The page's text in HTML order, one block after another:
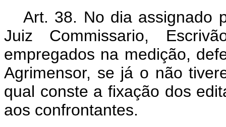
Art. 38. No dia assignado
Juiz Commissario,
empregados na medição,
Agrimensor, se já o não
qual conste a fixação dos
aos confrontantes.